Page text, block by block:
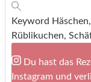
Keyword
Rüblikuchen,
Du hast das
Instagram und